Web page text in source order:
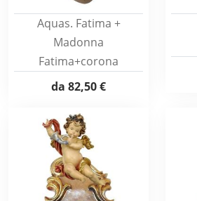
Aquas. Fatima +
Madonna
Fatima+corona
da 82,50 €